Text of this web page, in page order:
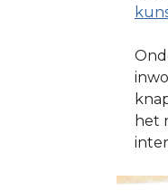
het